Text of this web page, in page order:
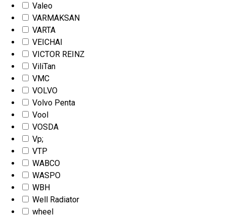
Valeo
VARMAKSAN
VARTA
VEICHAI
VICTOR REINZ
ViliTan
VMC
VOLVO
Volvo Penta
Vool
VOSDA
Vp;
VTP
WABCO
WASPO
WBH
Well Radiator
wheel